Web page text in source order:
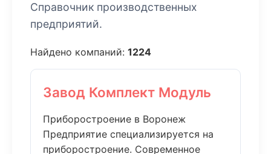
Справочник производственных
предприятий.
Найдено компаний: 1224
Завод Комплект Модуль
Приборостроение в Воронеж
Предприятие специализируется на
приборостроение. Современное